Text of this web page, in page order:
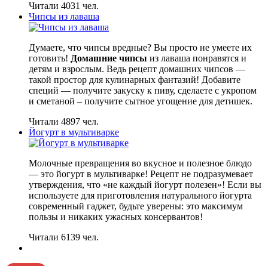
Читали 4031 чел.
Чипсы из лаваша
Думаете, что чипсы вредные? Вы просто не умеете их
готовить! Домашние чипсы из лаваша понравятся и
детям и взрослым. Ведь рецепт домашних чипсов —
такой простор для кулинарных фантазий! Добавите
специй — получите закуску к пиву, сделаете с укропом
и сметаной – получите сытное угощение для детишек.
Читали 4897 чел.
Йогурт в мультиварке
Молочные превращения во вкусное и полезное блюдо
— это йогурт в мультиварке! Рецепт не подразумевает
утверждения, что «не каждый йогурт полезен»! Если вы
используете для приготовления натурального йогурта
современный гаджет, будьте уверены: это максимум
пользы и никаких ужасных консервантов!
Читали 6139 чел.